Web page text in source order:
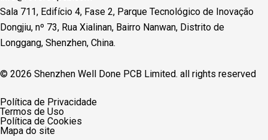
Sala 711, Edifício 4, Fase 2, Parque Tecnológico de Inovação
Dongjiu, nº 73, Rua Xialinan, Bairro Nanwan, Distrito de
Longgang, Shenzhen, China.
© 2026 Shenzhen Well Done PCB Limited. all rights reserved
Política de Privacidade
Termos de Uso
Política de Cookies
Mapa do site
Español
Deutsch
Français